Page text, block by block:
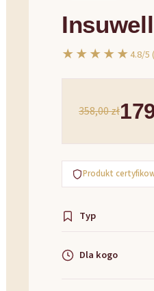
Insuwell
★★★★★4.8/5
358,00 zł
Produkt
Typ
Dla kogo